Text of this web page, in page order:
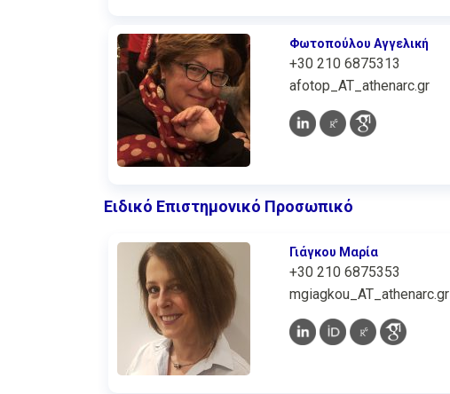
Φωτοπούλου Αγγελική
+30 210 6875313
afotop_AT_athenarc.gr
Ειδικό Επιστημονικό Προσωπικό
Γιάγκου Μαρία
+30 210 6875353
mgiagkou_AT_athenarc.gr